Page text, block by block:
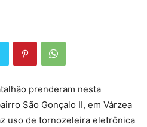
prenderam nesta
São Gonçalo II, em Várzea
uso de tornozeleira eletrônica